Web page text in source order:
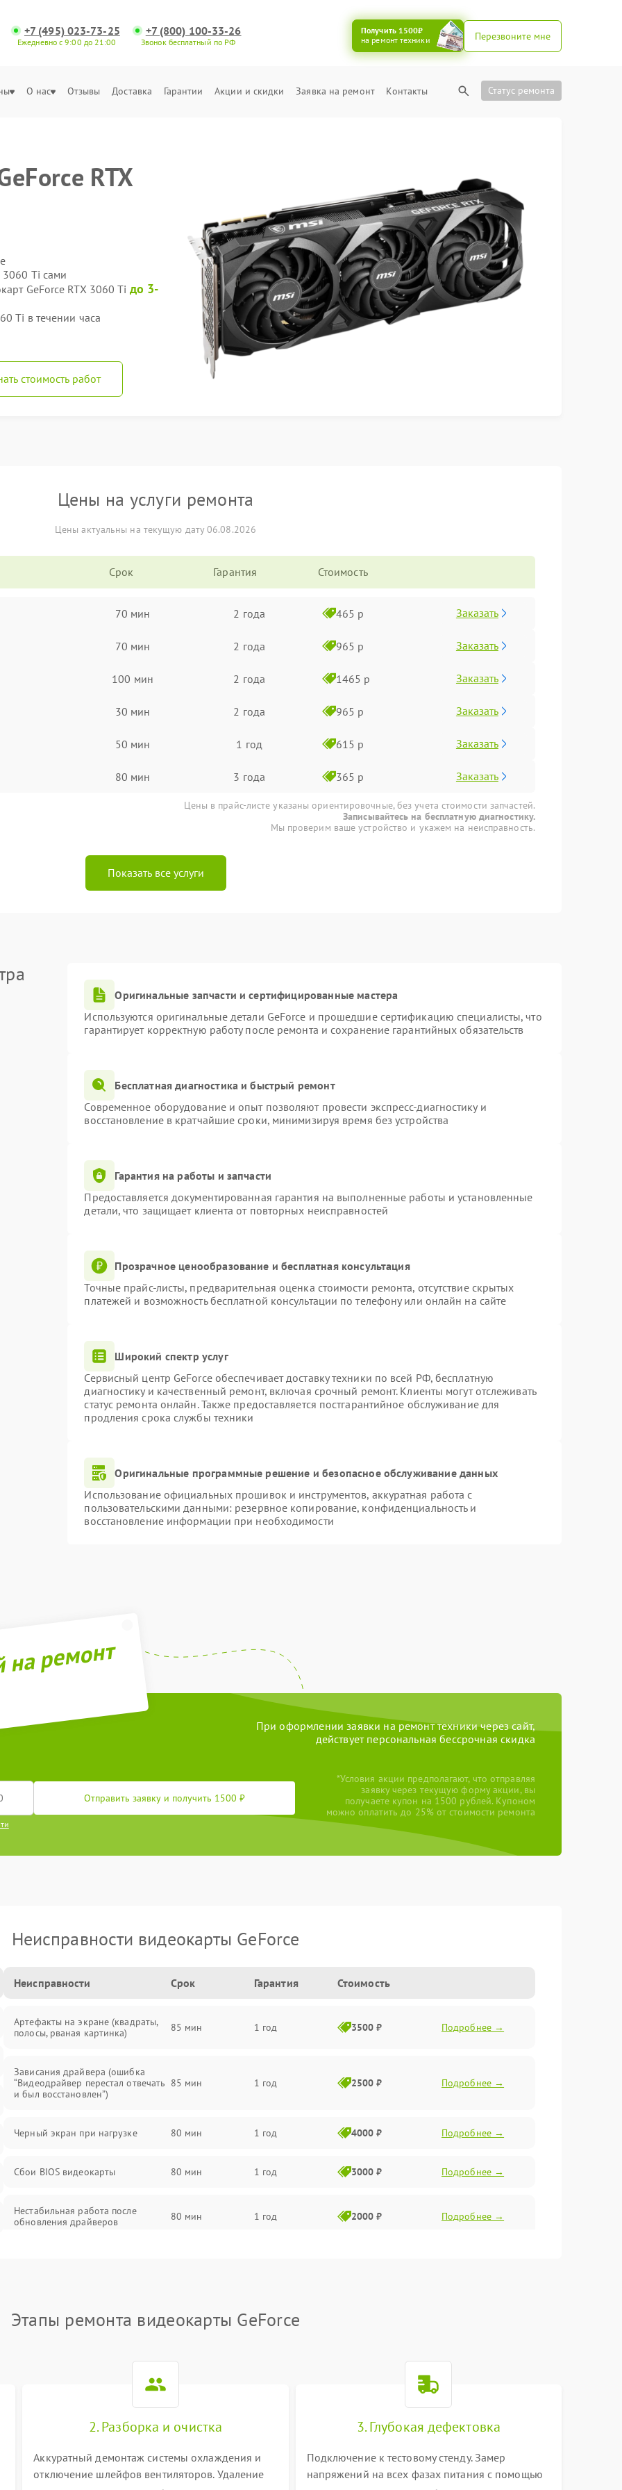
+7 (495) 023-73-25
Ежедневно с 9:00 до 21:00
+7 (800) 100-33-26
Звонок бесплатный по РФ
Получить 1500₽
на ремонт техники
Перезвоните мне
О нас Отзывы Доставка Гарантии Акции и скидки Заявка на ремонт Контакты Статус ремонта
RTX
3060 Ti сами
GeForce RTX 3060 Ti до 3-
Ti в течении часа
стоимость работ
Цены на услуги ремонта
Цены актуальны на текущую дату 06.08.2026
Срок Гарантия Стоимость
70 мин 2 года 465 р Заказать
70 мин 2 года 965 р Заказать
100 мин 2 года 1465 р Заказать
30 мин 2 года 965 р Заказать
50 мин 1 год 615 р Заказать
80 мин 3 года 365 р Заказать
Цены в прайс-листе указаны ориентировочные, без учета стоимости запчастей.
Записывайтесь на бесплатную диагностику.
Мы проверим ваше устройство и укажем на неисправность.
Показать все услуги
Оригинальные запчасти и сертифицированные мастера
Используются оригинальные детали GeForce и прошедшие сертификацию специалисты, что
гарантирует корректную работу после ремонта и сохранение гарантийных обязательств
Бесплатная диагностика и быстрый ремонт
Современное оборудование и опыт позволяют провести экспресс-диагностику и
восстановление в кратчайшие сроки, минимизируя время без устройства
Гарантия на работы и запчасти
Предоставляется документированная гарантия на выполненные работы и установленные
детали, что защищает клиента от повторных неисправностей
Прозрачное ценообразование и бесплатная консультация
Точные прайс-листы, предварительная оценка стоимости ремонта, отсутствие скрытых
платежей и возможность бесплатной консультации по телефону или онлайн на сайте
Широкий спектр услуг
Сервисный центр GeForce обеспечивает доставку техники по всей РФ, бесплатную
диагностику и качественный ремонт, включая срочный ремонт. Клиенты могут отслеживать
статус ремонта онлайн. Также предоставляется постгарантийное обслуживание для
продления срока службы техники
Оригинальные программные решение и безопасное обслуживание данных
Использование официальных прошивок и инструментов, аккуратная работа с
пользовательскими данными: резервное копирование, конфиденциальность и
восстановление информации при необходимости
ремонт
При оформлении заявки на ремонт техники через сайт,
действует персональная бессрочная скидка
Отправить заявку и получить 1500 ₽
*Условия акции предполагают, что отправляя
заявку через текущую форму акции, вы
получаете купон на 1500 рублей. Купоном
можно оплатить до 25% от стоимости ремонта
Неисправности видеокарты GeForce
Неисправности Срок Гарантия Стоимость
Артефакты на экране (квадраты,
полосы, рваная картинка)
85 мин 1 год 3500 ₽ Подробнее →
Зависания драйвера (ошибка
“Видеодрайвер перестал отвечать
и был восстановлен”)
85 мин 1 год 2500 ₽ Подробнее →
Черный экран при нагрузке 80 мин 1 год 4000 ₽ Подробнее →
Сбои BIOS видеокарты 80 мин 1 год 3000 ₽ Подробнее →
Нестабильная работа после
обновления драйверов
80 мин 1 год 2000 ₽ Подробнее →
Этапы ремонта видеокарты GeForce
2. Разборка и очистка
Аккуратный демонтаж системы охлаждения и
отключение шлейфов вентиляторов. Удаление
3. Глубокая дефектовка
Подключение к тестовому стенду. Замер
напряжений на всех фазах питания с помощью